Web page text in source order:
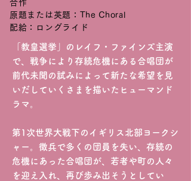
合作
原題または英題：The Choral
配給：ロングライド
「教皇選挙」のレイフ・ファインズ主演
で、戦争により存続危機にある合唱団が
前代未聞の試みによって新たな希望を見
いだしていくさまを描いたヒューマンド
ラマ。
第1次世界大戦下のイギリス北部ヨークシ
ャー。徴兵で多くの団員を失い、存続の
危機にあった合唱団が、若者や町の人々
を迎え入れ、再び歩み出そうとしてい